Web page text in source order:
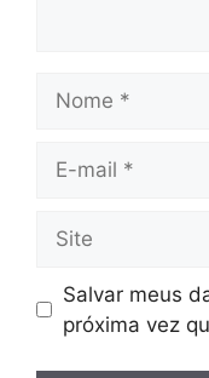
mail
Salvar meus
próxima vez